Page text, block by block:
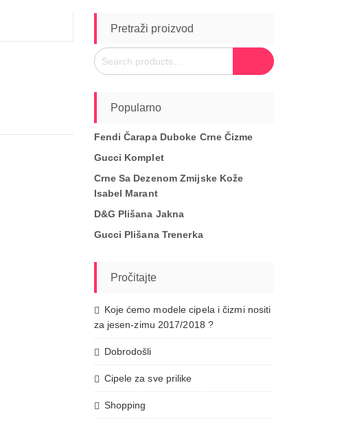
Pretraži proizvod
Search
for:
Popularno
Fendi Čarapa Duboke Crne Čizme
Gucci Komplet
Crne Sa Dezenom Zmijske Kože
Isabel Marant
D&G Plišana Jakna
Gucci Plišana Trenerka
Pročitajte
Koje ćemo modele cipela i čizmi nositi
za jesen-zimu 2017/2018 ?
Dobrodošli
Cipele za sve prilike
Shopping